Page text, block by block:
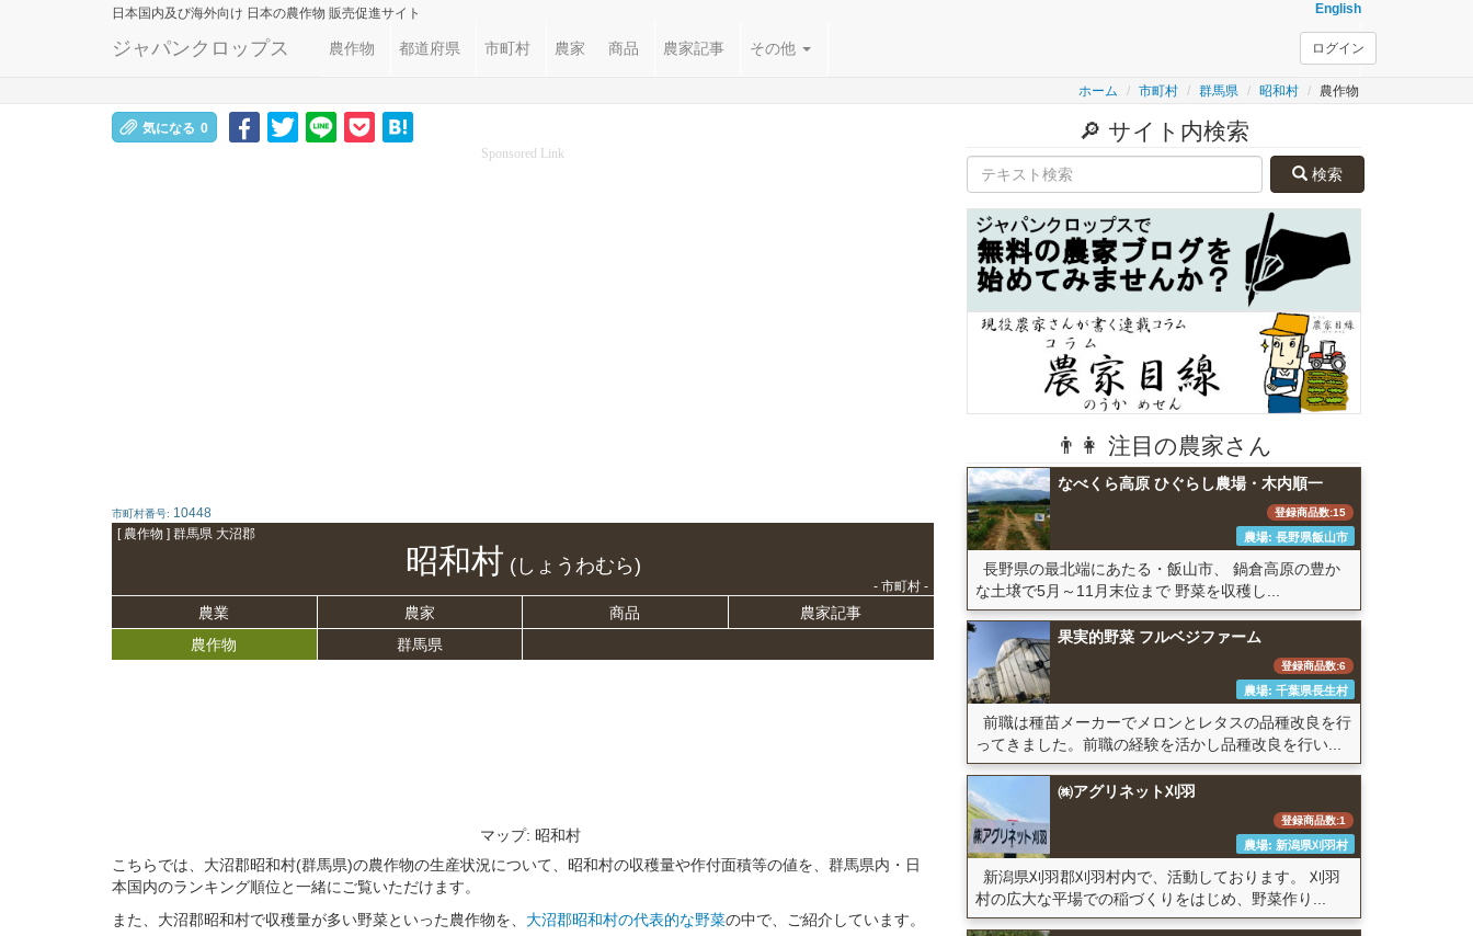
日本国内及び海外向け 日本の農作物 販売促進サイト English
ジャパンクロップス 農作物 都道府県 市町村 農家 商品 農家記事 その他 ログイン
ホーム 市町村 群馬県 昭和村 農作物
気になる 0
Sponsored Link
市町村番号: 10448
[ 農作物 ] 群馬県 大沼郡
昭和村 (しょうわむら)
- 市町村 -
農業 農家 商品
農家記事
農作物
群馬県
マップ: 昭和村
こちらでは、大沼郡昭和村(群馬県)の農作物の生産状況について、昭和村の収穫量や作付面積等の値を、群馬県内・日
本国内のランキング順位と一緒にご覧いただけます。
また、大沼郡昭和村で収穫量が多い野菜といった農作物を、 大沼郡昭和村の代表的な野菜の中で、ご紹介しています。
🔎 サイト内検索
検索
👨👩 注目の農家さん
なべくら高原 ひぐらし農場・木内順一
登録商品数:15
農場: 長野県飯山市
長野県の最北端にあたる・飯山市、 鍋倉高原の豊か
な土壌で5月～11月末位まで 野菜を収穫し...
果実的野菜 フルベジファーム
登録商品数:6
農場: 千葉県長生村
前職は種苗メーカーでメロンとレタスの品種改良を行
ってきました。前職の経験を活かし品種改良を行い...
㈱アグリネット刈羽
登録商品数:1
農場: 新潟県刈羽村
新潟県刈羽郡刈羽村内で、活動しております。 刈羽
村の広大な平場での稲づくりをはじめ、野菜作り...